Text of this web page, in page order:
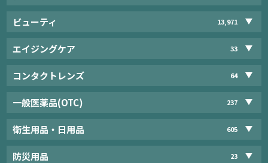
ビューティ 13,971
エイジングケア 33
コンタクトレンズ 64
一般医薬品(OTC) 237
衛生用品・日用品 605
防災用品 23